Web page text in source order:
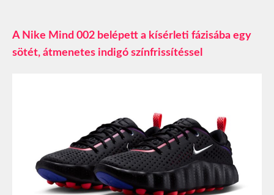
A Nike Mind 002 belépett a kísérleti fázisába egy
sötét, átmenetes indigó színfrissítéssel